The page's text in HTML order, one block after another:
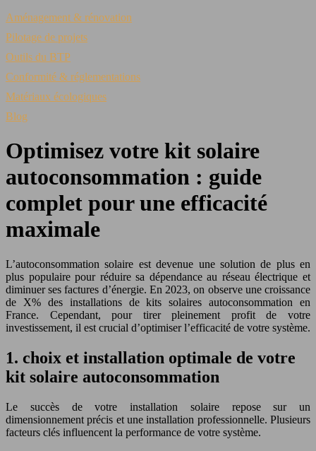
Aménagement & rénovation
Pilotage de projets
Outils du BTP
Conformité & réglementations
Matériaux écologiques
Blog
Optimisez votre kit solaire
autoconsommation : guide
complet pour une efficacité
maximale
L’autoconsommation solaire est devenue une solution de plus en
plus populaire pour réduire sa dépendance au réseau électrique et
diminuer ses factures d’énergie. En 2023, on observe une croissance
de X% des installations de kits solaires autoconsommation en
France. Cependant, pour tirer pleinement profit de votre
investissement, il est crucial d’optimiser l’efficacité de votre système.
1. choix et installation optimale de votre
kit solaire autoconsommation
Le succès de votre installation solaire repose sur un
dimensionnement précis et une installation professionnelle. Plusieurs
facteurs clés influencent la performance de votre système.